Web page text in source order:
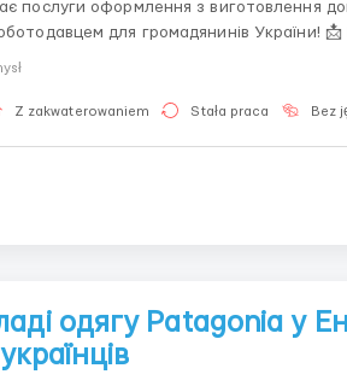
послуги оформлення з виготовлення
для громадянинів України! 📩 Консультація онлайн для
Z zakwaterowaniem Stała praca Bez
одягу Patagonia у